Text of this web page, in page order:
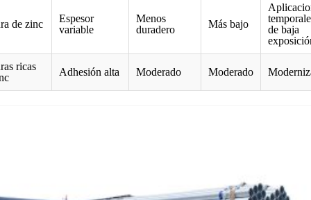
de zinc
Espesor
variable
Menos
duradero
Más bajo
de baja
ricas
Adhesión alta Moderado Moderado